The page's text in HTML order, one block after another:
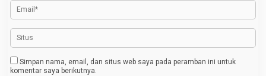
s
Simpan nama, email, dan situs web saya pada peramban ini untuk
komentar saya berikutnya.